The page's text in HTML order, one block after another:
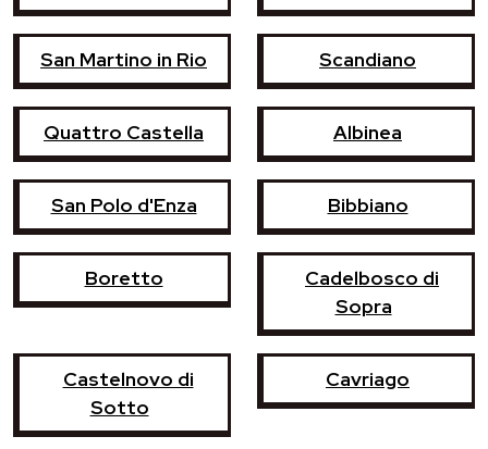
San Martino in Rio Scandiano
Quattro Castella Albinea
San Polo d'Enza Bibbiano
Boretto
Cadelbosco di
Sopra
Castelnovo di
Sotto
Cavriago